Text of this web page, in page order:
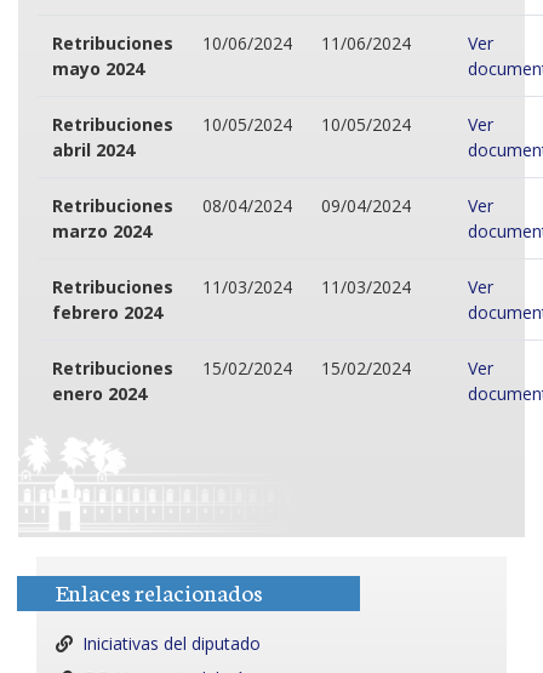
Retribuciones
mayo 2024
10/06/2024 11/06/2024
Ver
Retribuciones
abril 2024
10/05/2024 10/05/2024
Ver
Retribuciones
marzo 2024
08/04/2024 09/04/2024
Ver
Retribuciones
febrero 2024
11/03/2024 11/03/2024
Ver
Retribuciones
enero 2024
15/02/2024 15/02/2024
Ver
Enlaces relacionados
Iniciativas del diputado